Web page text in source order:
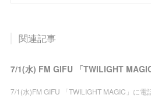
関連記事
7/1(水) FM GIFU 「TWILIGHT
7/1(水)FM GIFU 「TWILIGHT MAGIC」に